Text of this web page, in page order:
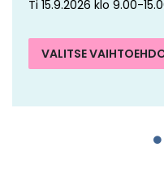
Ti 15.9.2026 klo 9.00-
VALITSE